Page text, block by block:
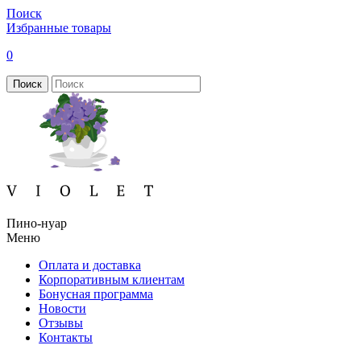
Поиск
Избранные товары
0
Поиск
Пино-нуар
Меню
Оплата и доставка
Корпоративным клиентам
Бонусная программа
Новости
Отзывы
Контакты